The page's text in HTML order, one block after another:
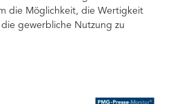
die Möglichkeit, die Wertigkeit
gewerbliche Nutzung zu